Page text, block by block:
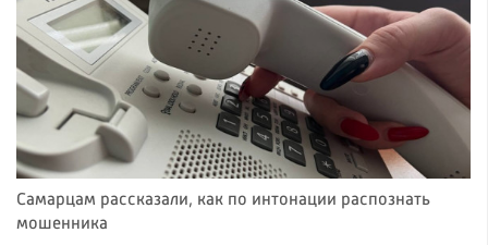
Самарцам рассказали, как по интонации распознать
мошенника